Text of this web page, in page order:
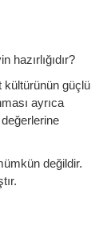
hazırlığıdır?
kültürünün güçlü
ayrıca
değildir.